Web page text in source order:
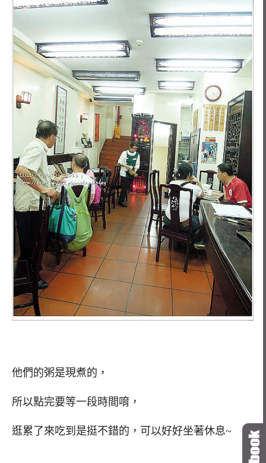
他們的粥是現煮的，
所以點完要等一段時間唷，
逛累了來吃到是挺不錯的，可以好好坐著休息~